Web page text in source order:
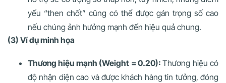
yếu “then chốt” cũng có thể được gán trọng số cao
nếu chúng ảnh hưởng mạnh đến hiệu quả chung.
(3) Ví dụ minh họa
Thương hiệu mạnh (Weight = 0.20):Thương hiệu có
độ nhận diện cao và được khách hàng tin tưởng, đóng